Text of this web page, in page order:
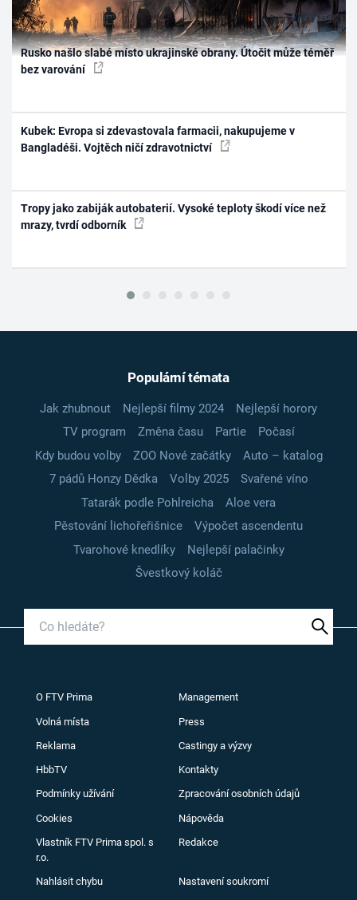
Rusko našlo slabé místo ukrajinské obrany. Útočit může téměř
bez varování
Kubek: Evropa si zdevastovala farmacii, nakupujeme v
Bangladéši. Vojtěch ničí zdravotnictví
Tropy jako zabiják autobaterií. Vysoké teploty škodí více než
mrazy, tvrdí odborník
Populární témata
Jak zhubnout Nejlepší filmy 2024
Nejlepší horory
TV program
Změna času Partie
Počasí
Kdy budou volby
ZOO Nové začátky
Auto – katalog
7 pádů Honzy Dědka
Volby 2025
Svařené víno
Tatarák podle Pohlreicha
Aloe vera
Pěstování lichořeřišnice
Výpočet ascendentu
Tvarohové knedlíky
Nejlepší palačinky
Švestkový koláč
O FTV Prima Management
Volná místa Press
Reklama Castingy a výzvy
HbbTV Kontakty
Podmínky užívání Zpracování osobních údajů
Cookies Nápověda
Vlastník FTV Prima spol. s
r.o.
Redakce
Nahlásit chybu Nastavení soukromí